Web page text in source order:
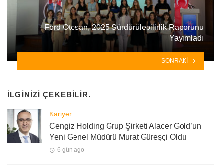
Ford Otosan, 2025 Sürdürülebilirlik Raporunu
Yayımladı
SONRAKI
İLGINIZI ÇEKEBILIR.
Kariyer
Cengiz Holding Grup Şirketi Alacer Gold’un
Yeni Genel Müdürü Murat Güreşçi Oldu
6 gün ago